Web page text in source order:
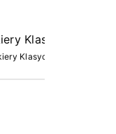
Klasyczne